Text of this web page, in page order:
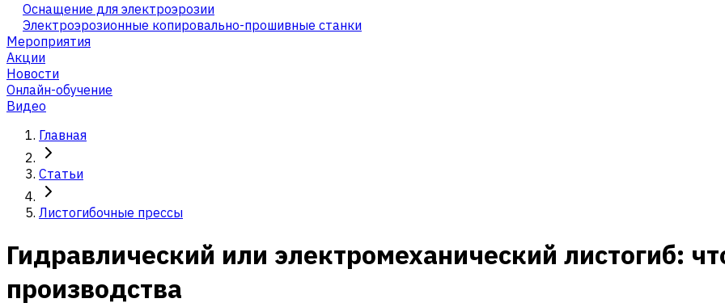
Оснащение для электроэрозии
Электроэрозионные копировально-прошивные станки
Мероприятия
Акции
Новости
Онлайн-обучение
Видео
Главная
Статьи
Листогибочные прессы
Гидравлический или электромеханический листогиб:
производства